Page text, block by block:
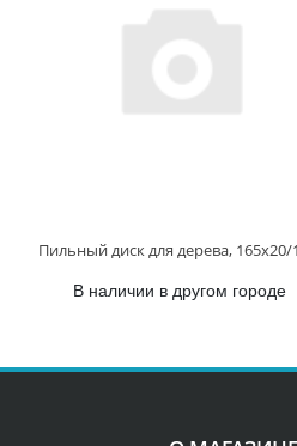
В наличии в другом городе